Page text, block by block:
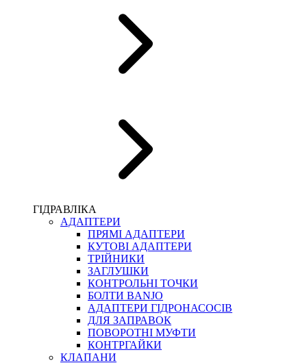
МОБІЛЬНІ КОЛОНКИ ТА КОМПЛЕКТИ ЗАПРАВКИ
СТАЦІОНАРНІ КОЛОНКИ
КОМПЛЕКТУЮЧІ ДЛЯ РУКАВІВ ВИСОКОГО ТИСКУ
ФІТИНГИ ДІАГНОСТИЧНІ
АКСЕСУАРИ
ТРУБКИ ТА КОМПЛЕКТУЮЧІ
ФІТИНГИ ГІДРАВЛІЧНІ
ФІТИНГИ КОНДИЦІОНЕРНІ
ЗАХИСТ РУКАВІВ
ФІТИНГИ KARCHER
ФІТИНГИ НА ПІДЙОМ КАБІНИ
КОНЕКТОРИ
ХОМУТИ
ГІДРАВЛІКА
АДАПТЕРИ
ПРЯМІ АДАПТЕРИ
КУТОВІ АДАПТЕРИ
ТРІЙНИКИ
ЗАГЛУШКИ
КОНТРОЛЬНІ ТОЧКИ
БОЛТИ BANJO
АДАПТЕРИ ГІДРОНАСОСІВ
ДЛЯ ЗАПРАВОК
ПОВОРОТНІ МУФТИ
КОНТРГАЙКИ
КЛАПАНИ